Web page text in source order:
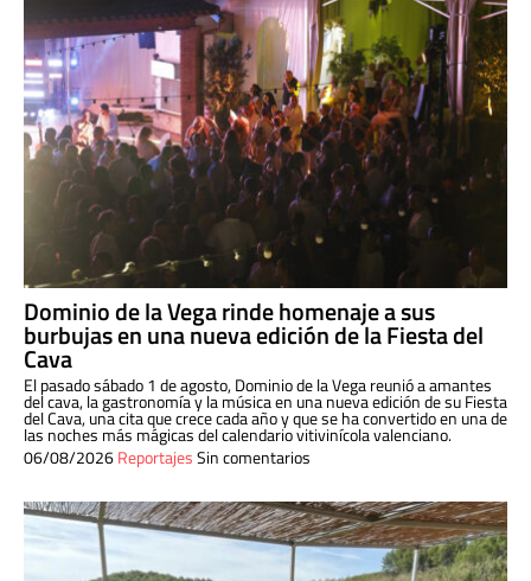
Dominio de la Vega rinde homenaje a sus
burbujas en una nueva edición de la Fiesta del
Cava
El pasado sábado 1 de agosto, Dominio de la Vega reunió a amantes
del cava, la gastronomía y la música en una nueva edición de su Fiesta
del Cava, una cita que crece cada año y que se ha convertido en una de
las noches más mágicas del calendario vitivinícola valenciano.
06/08/2026ReportajesSin comentarios